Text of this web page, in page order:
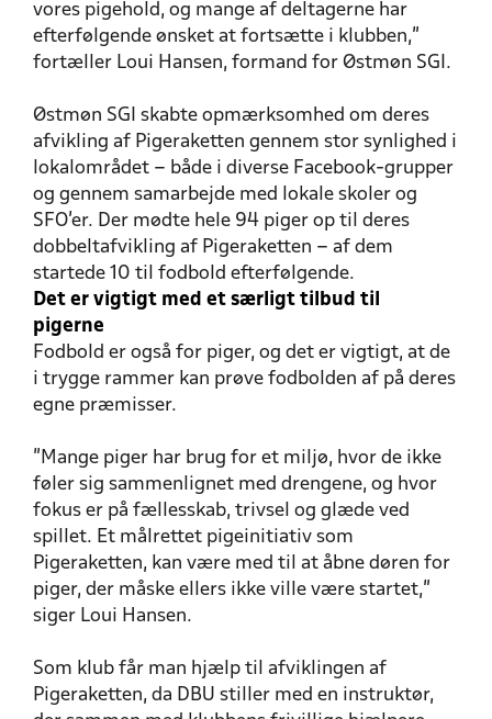
vores pigehold, og mange af deltagerne har
efterfølgende ønsket at fortsætte i klubben,”
fortæller Loui Hansen, formand for Østmøn SGI.
Østmøn SGI skabte opmærksomhed om deres
afvikling af Pigeraketten gennem stor synlighed i
lokalområdet – både i diverse Facebook-grupper
og gennem samarbejde med lokale skoler og
SFO’er. Der mødte hele 94 piger op til deres
dobbeltafvikling af Pigeraketten – af dem
startede 10 til fodbold efterfølgende.
Det er vigtigt med et særligt tilbud til
pigerne
Fodbold er også for piger, og det er vigtigt, at de
i trygge rammer kan prøve fodbolden af på deres
egne præmisser.
”Mange piger har brug for et miljø, hvor de ikke
føler sig sammenlignet med drengene, og hvor
fokus er på fællesskab, trivsel og glæde ved
spillet. Et målrettet pigeinitiativ som
Pigeraketten, kan være med til at åbne døren for
piger, der måske ellers ikke ville være startet,”
siger Loui Hansen.
Som klub får man hjælp til afviklingen af
Pigeraketten, da DBU stiller med en instruktør,